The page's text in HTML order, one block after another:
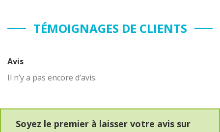
TÉMOIGNAGES DE CLIENTS
Avis
Il n’y a pas encore d’avis.
Soyez le premier à laisser votre avis sur